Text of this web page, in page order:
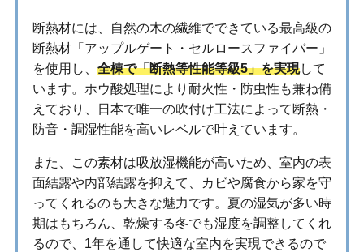
断熱材には、自然の木の繊維でできている最高級の
断熱材「アップルゲート・セルロースファイバー」
を使用し、 全棟で「断熱等性能等級5」を実現して
います。ホウ酸処理により耐火性・防虫性も兼ね備
えており、日本で唯一の吹付け工法によって断熱・
防音・調湿性能を高いレベルで叶えています。
また、この素材は吸放湿機能が高いため、室内の表
面結露や内部結露を抑えて、カビや腐食から家を守
ってくれるのも大きな魅力です。夏の湿気が多い時
期はもちろん、乾燥する冬でも湿度を調整してくれ
るので、1年を通して快適な室内を実現できるので